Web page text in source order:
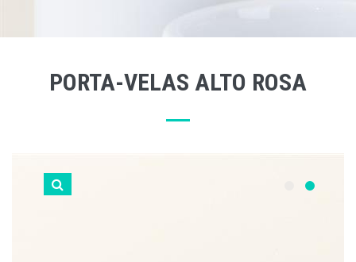
PORTA-VELAS ALTO ROSA